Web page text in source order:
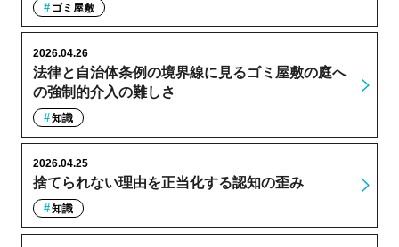
ゴミ屋敷
法律と自治体条例の境界線に見るゴミ屋敷の庭へ
の強制的介入の難しさ
2026.04.26
知識
捨てられない理由を正当化する認知の歪み
2026.04.25
知識